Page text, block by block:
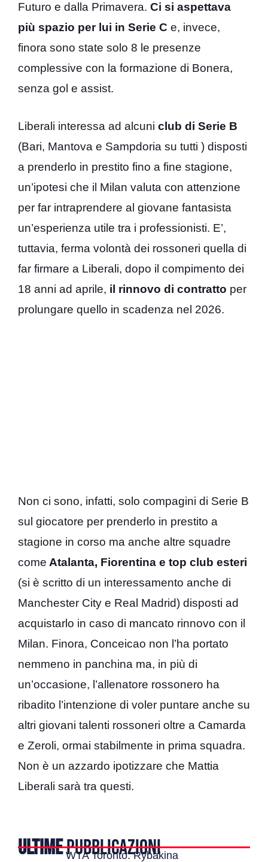
Futuro e dalla Primavera. Ci si aspettava
più spazio per lui in Serie C e, invece,
finora sono state solo 8 le presenze
complessive con la formazione di Bonera,
senza gol e assist.
Liberali interessa ad alcuni club di Serie B
(Bari, Mantova e Sampdoria su tutti ) disposti
a prenderlo in prestito fino a fine stagione,
un’ipotesi che il Milan valuta con attenzione
per far intraprendere al giovane fantasista
un’esperienza utile tra i professionisti. E’,
tuttavia, ferma volontà dei rossoneri quella di
far firmare a Liberali, dopo il compimento dei
18 anni ad aprile, il rinnovo di contratto per
prolungare quello in scadenza nel 2026.
Non ci sono, infatti, solo compagini di Serie B
sul giocatore per prenderlo in prestito a
stagione in corso ma anche altre squadre
come Atalanta, Fiorentina e top club esteri
(si è scritto di un interessamento anche di
Manchester City e Real Madrid) disposti ad
acquistarlo in caso di mancato rinnovo con il
Milan. Finora, Conceicao non l’ha portato
nemmeno in panchina ma, in più di
un’occasione, l’allenatore rossonero ha
ribadito l’intenzione di voler puntare anche su
altri giovani talenti rossoneri oltre a Camarda
e Zeroli, ormai stabilmente in prima squadra.
Non è un azzardo ipotizzare che Mattia
Liberali sarà tra questi.
ULTIMEPUBBLICAZIONI
WTA Toronto: Rybakina